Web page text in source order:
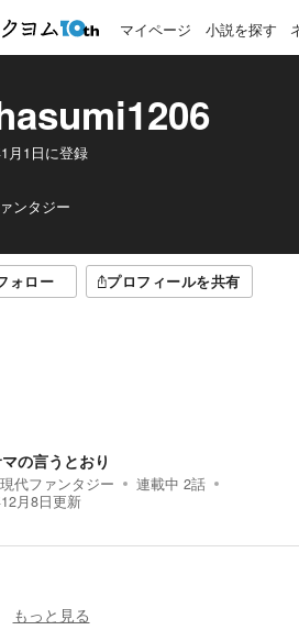
マイページ 小説を探す
月1日に登録
ンタジー
ォロー プロフィールを共有
の言うとおり
現代ファンタジー 連載中 2話
月8日更新
もっと見る